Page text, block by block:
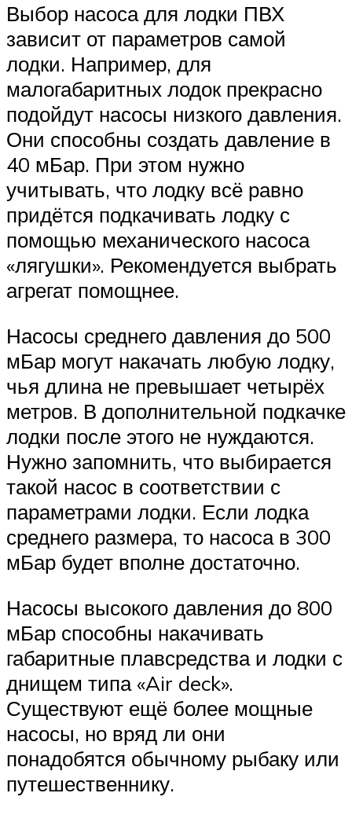
Выбор насоса для лодки ПВХ
зависит от параметров самой
лодки. Например, для
малогабаритных лодок прекрасно
подойдут насосы низкого давления.
Они способны создать давление в
40 мБар. При этом нужно
учитывать, что лодку всё равно
придётся подкачивать лодку с
помощью механического насоса
«лягушки». Рекомендуется выбрать
агрегат помощнее.
Насосы среднего давления до 500
мБар могут накачать любую лодку,
чья длина не превышает четырёх
метров. В дополнительной подкачке
лодки после этого не нуждаются.
Нужно запомнить, что выбирается
такой насос в соответствии с
параметрами лодки. Если лодка
среднего размера, то насоса в 300
мБар будет вполне достаточно.
Насосы высокого давления до 800
мБар способны накачивать
габаритные плавсредства и лодки с
днищем типа «Air deck».
Существуют ещё более мощные
насосы, но вряд ли они
понадобятся обычному рыбаку или
путешественнику.